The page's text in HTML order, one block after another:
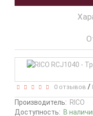
0 отзывов /
Производитель: RICO
Доступность: В